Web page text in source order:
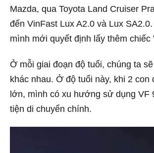
Mazda, qua Toyota Land Cruiser
đến VinFast Lux A2.0 và Lux
mình mới quyết định lấy thêm chiếc
Ở mỗi giai đoạn độ tuổi, chúng ta
khác nhau. Ở độ tuổi này, khi 2 con
lớn, mình có xu hướng sử dụng VF
tiện di chuyển chính.